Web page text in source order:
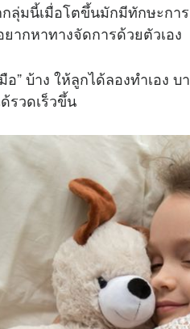
ลุ่มนี้เมื่อโตขึ้นมักมีทักษะกา
ากหาทางจัดการด้วยตัวเอง
” บ้าง ให้ลูกได้ลองทำเอง
รวดเร็วขึ้น